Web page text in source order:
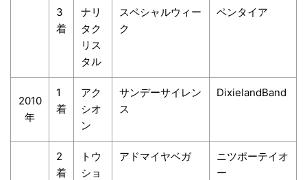
3
着
ナリ
タク
リス
タル
スペシャルウィー
ク
ペンタイア
2010
年
1
着
アク
シオ
ン
サンデーサイレン
ス
DixielandBand
2
着
トウ
ショ
アドマイヤベガ
ニツポーテイオ
ー